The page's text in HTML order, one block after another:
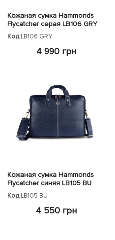
Кожаная сумка Hammonds
Flycatcher серая LB106 GRY
Код:LB106 GRY
4 990 грн
Кожаная сумка Hammonds
Flycatcher синяя LB105 BU
Код:LB105 BU
4 550 грн